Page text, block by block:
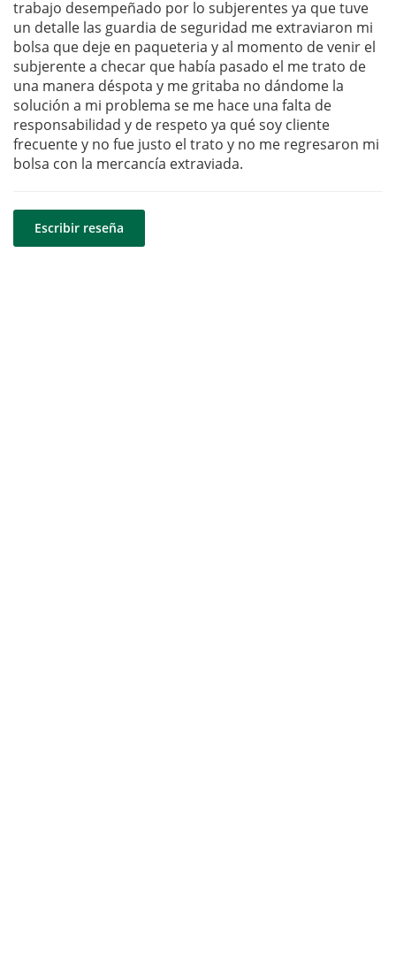
trabajo desempeñado por lo subjerentes ya que tuve
un detalle las guardia de seguridad me extraviaron mi
bolsa que deje en paqueteria y al momento de venir el
subjerente a checar que había pasado el me trato de
una manera déspota y me gritaba no dándome la
solución a mi problema se me hace una falta de
responsabilidad y de respeto ya qué soy cliente
frecuente y no fue justo el trato y no me regresaron mi
bolsa con la mercancía extraviada.
Escribir reseña